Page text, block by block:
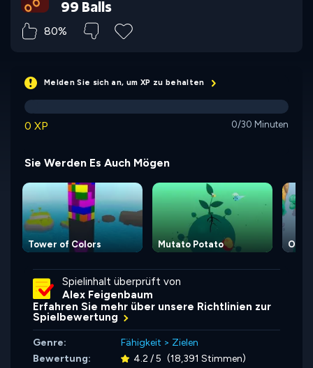
99 Balls
80%
Melden Sie sich an, um XP zu behalten
0 XP 0/30 Minuten
Sie Werden Es Auch Mögen
Tower of Colors Mutato Potato Om
Spielinhalt überprüft von
Alex Feigenbaum
Erfahren Sie mehr über unsere Richtlinien zur
Spielbewertung
Genre: Fähigkeit > Zielen
Bewertung:
4.2 / 5 (18,391 Stimmen)